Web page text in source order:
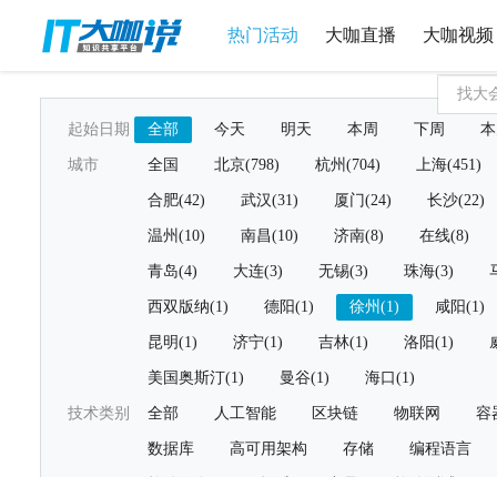
热门活动 大咖直播 大咖视频
起始日期 全部 今天 明天 本周 下周
城市 全国 北京(798) 杭州(704) 上海(451)
合肥(42) 武汉(31) 厦门(24) 长沙(22)
温州(10) 南昌(10) 济南(8) 在线(8)
青岛(4) 大连(3) 无锡(3) 珠海(3)
西双版纳(1) 德阳(1) 徐州(1) 咸阳(1)
昆明(1) 济宁(1) 吉林(1) 洛阳(1)
美国奥斯汀(1) 曼谷(1) 海口(1)
技术类别 全部 人工智能 区块链 物联网 容
数据库 高可用架构 存储 编程语言